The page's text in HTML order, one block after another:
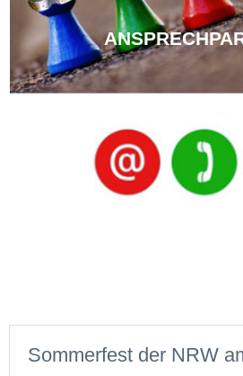
Sommerfest der NRW